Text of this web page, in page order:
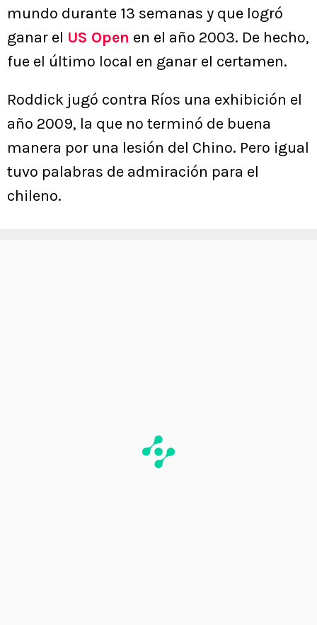
mundo durante 13 semanas y que logró
ganar el US Open en el año 2003. De hecho,
fue el último local en ganar el certamen.
Roddick jugó contra Ríos una exhibición el
año 2009, la que no terminó de buena
manera por una lesión del Chino. Pero igual
tuvo palabras de admiración para el
chileno.